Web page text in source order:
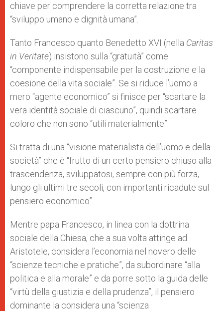
chiave per comprendere la corretta relazione tra
“sviluppo umano e dignità umana”.
Tanto Francesco quanto Benedetto XVI (nella Caritas
in Veritate) insistono sulla “gratuità” come
“componente indispensabile per la costruzione e la
coesione della vita sociale”. Se si riduce l’uomo a
mero “agente economico” si finisce per “scartare la
vera identità sociale di ciascuno”, quindi scartare
coloro che non sono “utili materialmente”.
Si tratta di una “visione materialista dell’uomo e della
società” che è “frutto di un certo pensiero chiuso alla
trascendenza, sviluppatosi, sempre con più forza,
lungo gli ultimi tre secoli, con importanti ricadute sul
pensiero economico”.
Mentre papa Francesco, in linea con la dottrina
sociale della Chiesa, che a sua volta attinge ad
Aristotele, considera l’economia nel novero delle
“scienze tecniche e pratiche”, da subordinare “alla
politica e alla morale” e da porre sotto la guida delle
“virtù della giustizia e della prudenza”, il pensiero
dominante la considera una “scienza